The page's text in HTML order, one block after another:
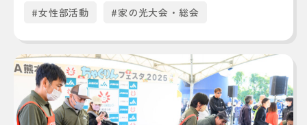
#女性部活動 #家の光大会・総会